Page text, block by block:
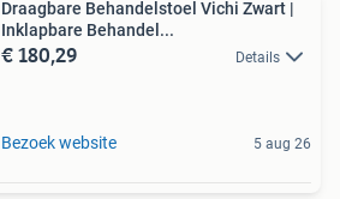
Draagbare Behandelstoel Vichi Zwart |
Inklapbare Behandel...
€ 180,29 Details
Bezoek website 5 aug 26